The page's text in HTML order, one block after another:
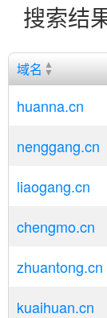
搜索结
域名
huanna.cn
nenggang.cn
liaogang.cn
chengmo.cn
zhuantong.cn
kuaihuan.cn